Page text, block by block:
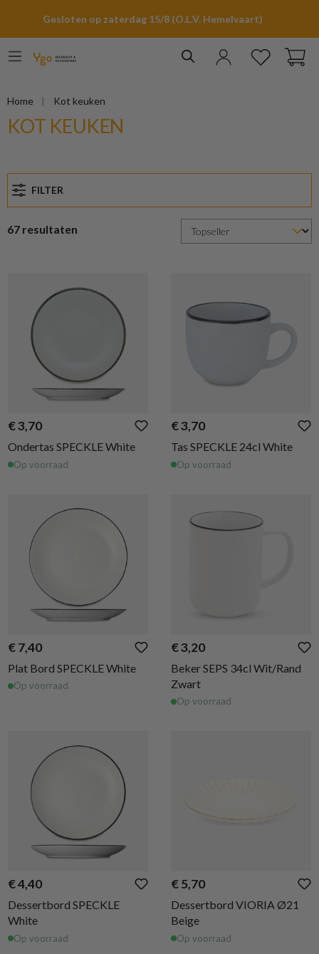
Gesloten op zaterdag 15/8 (O.L.V. Hemelvaart)
Home Kot keuken
KOT KEUKEN
FILTER
67 resultaten
€ 3,70
Ondertas SPECKLE White
Op voorraad
€ 3,70
Tas SPECKLE 24cl White
Op voorraad
€ 7,40
Plat Bord SPECKLE White
Op voorraad
€ 3,20
Beker SEPS 34cl Wit/Rand
Zwart
Op voorraad
€ 4,40
Dessertbord SPECKLE
White
Op voorraad
€ 5,70
Dessertbord VIORIA Ø21
Beige
Op voorraad